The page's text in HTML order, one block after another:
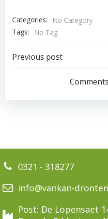
Categories:
No Category
Tags:
No Tag
Bericht
navigatie
Previous post
0321 - 318277
info@vankan-
Post: De Lopensaet